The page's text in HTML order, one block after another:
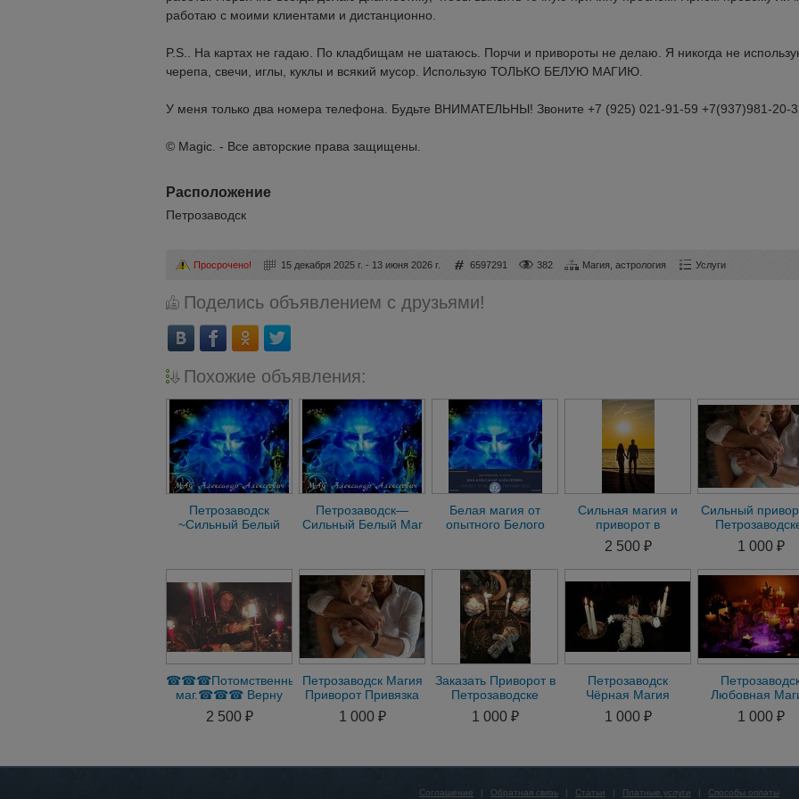
работаю с моими клиентами и дистанционно.
P.S.. На картах не гадаю. По кладбищам не шатаюсь. Порчи и привороты не делаю. Я никогда не
черепа, свечи, иглы, куклы и всякий мусор. Использую ТОЛЬКО БЕЛУЮ МАГИЮ.
У меня только два номера телефона. Будьте ВНИМАТЕЛЬНЫ! Звоните +7 (925) 021-91-59 +7(937)981-20-
© Magic. - Все авторские права защищены.
Расположение
Петрозаводск
Просрочено! 15 декабря 2025 г. - 13 июня 2026 г. 6597291 382 Магия, астрология Услуги
Поделись объявлением с друзьями!
Похожие объявления:
Петрозаводск
~Сильный Белый
Алексеевич Помощь
Петрозаводск—
Сильный Белый Маг
Звоните
Белая магия от
опытного Белого
Петрозаводс
Сильная магия и
приворот в
Петрозаводске
2 500 ₽
Сильный
Помощь
мага в
1 000 ₽
☎☎☎Потомственный
маг.☎☎☎ Верну
мужа, жену. Сильный
приворот.
2 500 ₽
Петрозаводск Магия
Приворот Привязка
Присушка Гадание
1 000 ₽
Заказать Приворот в
Петрозаводске
онлайн магия
гадание
1 000 ₽
Петрозаводск
Чёрная Магия
Приворот через
Жертвоприношение
1 000 ₽
Любовная
Сделаю
Приворот.
1 000 ₽
Соглашение | Обратная связь | Статьи | Платные услуги | Способы оплаты